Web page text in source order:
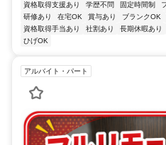
資格取得支援あり 学歴不問 固定時間制
研修あり
在宅OK 賞与あり ブランクOK
資格取得手当あり
社割あり 長期休暇あり
ひげOK
アルバイト・パート